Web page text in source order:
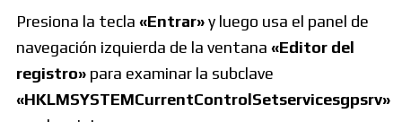
Presiona la tecla «Entrar»y luego usa el panel de
navegación izquierda de la ventana «Editor del
registro» para examinar la subclave
«HKLMSYSTEMCurrentControlSetservicesgpsrv»